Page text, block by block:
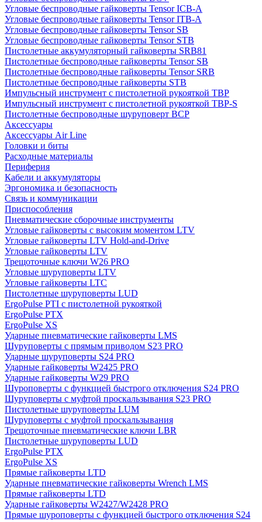
Угловые беспроводные гайковерты Tensor ICB-A
Угловые беспроводные гайковерты Tensor ITB-A
Угловые беспроводные гайковерты Tensor SB
Угловые беспроводные гайковерты Tensor STB
Пистолетные аккумуляторный гайковерты SRB81
Пистолетные беспроводные гайковерты Tensor SB
Пистолетные беспроводные гайковерты Tensor SRB
Пистолетные беспроводные гайковерты STB
Импульсный инструмент с пистолетной рукояткой TBP
Импульсный инструмент с пистолетной рукояткой TBP-S
Пистолетные беспроводные шуруповерт BCP
Аксессуары
Аксессуары Air Line
Головки и биты
Расходные материалы
Периферия
Кабели и аккумуляторы
Эргономика и безопасность
Связь и коммуникации
Приспособления
Пневматические сборочные инструменты
Угловые гайковерты с высоким моментом LTV
Угловые гайковерты LTV Hold-and-Drive
Угловые гайковерты LTV
Трещоточные ключи W26 PRO
Угловые шуруповерты LTV
Угловые гайковерты LTC
Пистолетные шуруповерты LUD
ErgoPulse PTI с пистолетной рукояткой
ErgoPulse PTX
ErgoPulse XS
Ударные пневматические гайковерты LMS
Шуруповерты с прямым приводом S23 PRO
Ударные шуруповерты S24 PRO
Ударные гайковерты W2425 PRO
Ударные гайковерты W29 PRO
Шуроповерты с функцией быстрого отключения S24 PRO
Шуруповерты с муфтой проскальзывания S23 PRO
Пистолетные шуруповерты LUM
Шуруповерты с муфтой проскальзывания
Трещоточные пневматические ключи LBR
Пистолетные шуруповерты LUD
ErgoPulse PTX
ErgoPulse XS
Прямые гайковерты LTD
Ударные пневматические гайковерты Wrench LMS
Прямые гайковерты LTD
Ударные гайковерты W2427/W2428 PRO
Прямые шуроповерты с функцией быстрого отключения S24